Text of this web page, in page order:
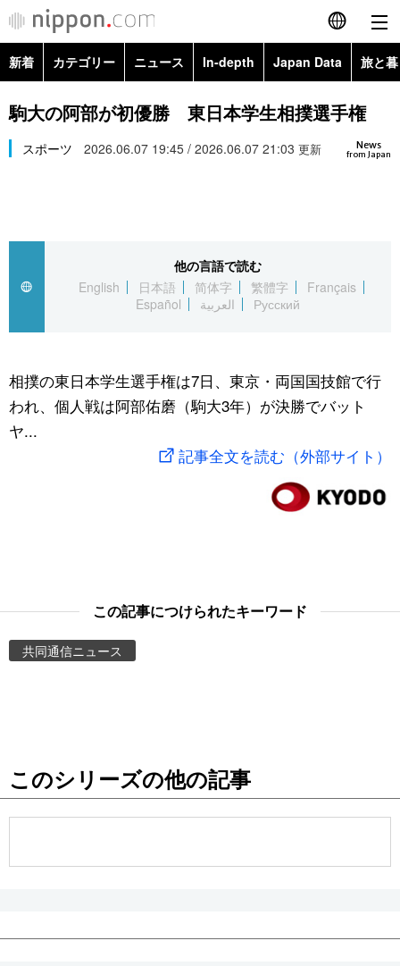
English
简体字
繁體字
العربية
社会
文化
旅と暮らし
動画/Live
お知らせ
新着 カテゴリー ニュース In-depth Japan Data 旅と
政治・外交
経済・ビジネス
社会
文化
科学・技術
暮らし
Topics
Images
お知らせ
駒大の阿部が初優勝 東日本学生相撲選手権
News
from Japan
スポーツ 2026.06.07 19:45 / 2026.06.07 21:03 更新
他の言語で読む
English
日本語 简体字 繁體字
Français
Español
العربية Русский
相撲の東日本学生選手権は7日、東京・両国国技館で行
われ、個人戦は阿部佑磨（駒大3年）が決勝でバット
ヤ...
記事全文を読む（外部サイト）
この記事につけられたキーワード
共同通信ニュース
このシリーズの他の記事